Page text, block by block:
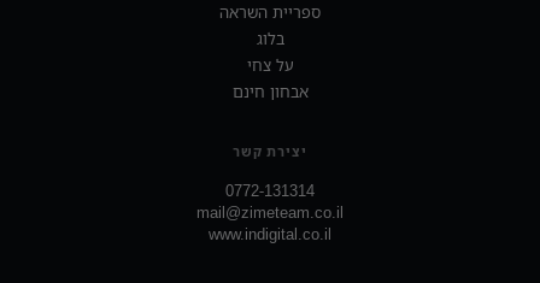
ספריית השראה
בלוג
על צחי
אבחון חינם
יצירת קשר
0772-131314
mail@zimeteam.co.il
www.indigital.co.il